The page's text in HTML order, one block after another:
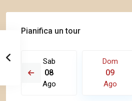
Pianifica un tour
Sab
08
Ago
Dom
09
Ago